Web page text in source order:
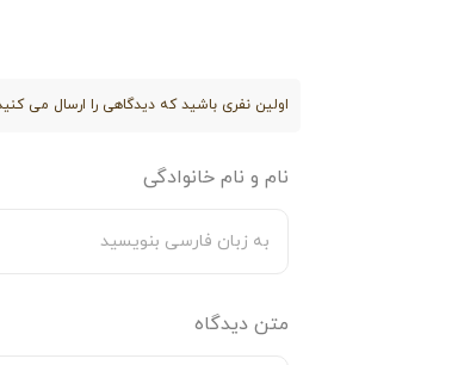
پرهیز از خشک کردن با درجه حرارت
با انتخاب این سرویس لحاف
اولین نفری باشید که دیدگاهی را ارسال می
نام و نام خانوادگی
متن دیدگاه